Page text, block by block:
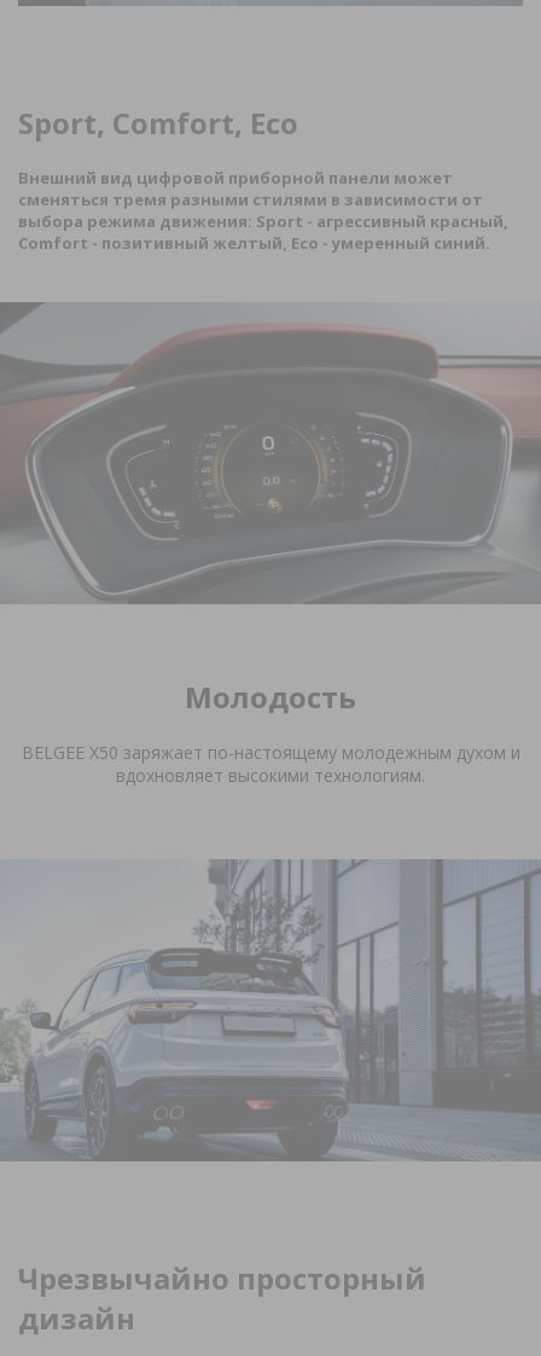
Sport, Comfort, Eco
Внешний вид цифровой приборной панели может
сменяться тремя разными стилями в зависимости от
выбора режима движения: Sport - агрессивный красный,
Comfort - позитивный желтый, Eco - умеренный синий.
Молодость
BELGEE X50 заряжает по-настоящему молодежным духом и
вдохновляет высокими технологиям.
Чрезвычайно просторный
дизайн